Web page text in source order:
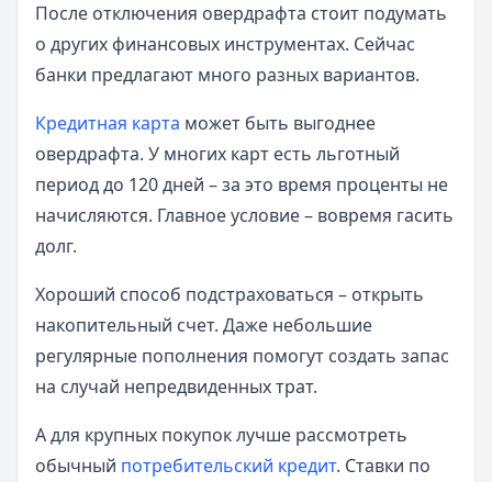
После отключения овердрафта стоит подумать
о других финансовых инструментах. Сейчас
банки предлагают много разных вариантов.
Кредитная карта может быть выгоднее
овердрафта. У многих карт есть льготный
период до 120 дней – за это время проценты не
начисляются. Главное условие – вовремя гасить
долг.
Хороший способ подстраховаться – открыть
накопительный счет. Даже небольшие
регулярные пополнения помогут создать запас
на случай непредвиденных трат.
А для крупных покупок лучше рассмотреть
обычный потребительский кредит. Ставки по